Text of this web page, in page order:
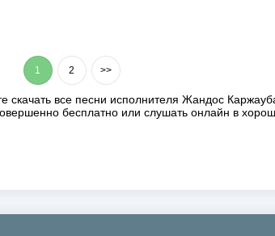
1 2 >>
скачать все песни исполнителя Жандос
бесплатно или слушать онлайн в